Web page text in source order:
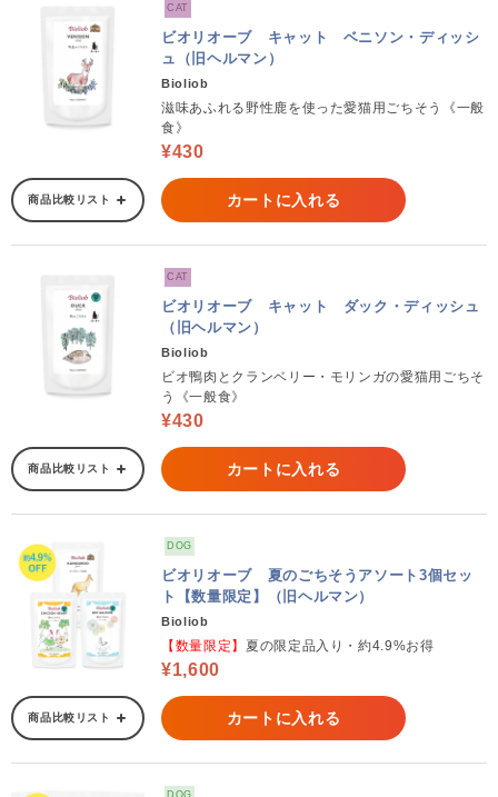
CAT
ビオリオーブ キャット ベニソン・ディッシ
ュ（旧ヘルマン）
Bioliob
滋味あふれる野性鹿を使った愛猫用ごちそう《一般
食》
¥430
商品比較リスト カートに入れる
CAT
ビオリオーブ キャット ダック・ディッシュ
（旧ヘルマン）
Bioliob
ビオ鴨肉とクランベリー・モリンガの愛猫用ごちそ
う《一般食》
¥430
商品比較リスト カートに入れる
DOG
ビオリオーブ 夏のごちそうアソート3個セッ
ト【数量限定】（旧ヘルマン）
Bioliob
【数量限定】 夏の限定品入り・約4.9%お得
¥1,600
商品比較リスト カートに入れる
DOG